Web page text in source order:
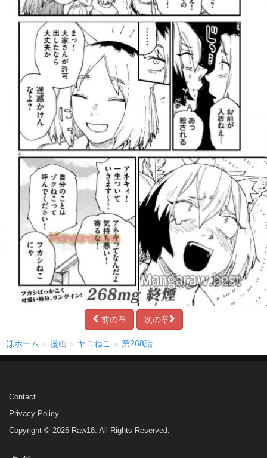
前の章 次の章
ほホーム 漫画 ヤニねこ 第268話
Contact
Privacy Policy
Copyright © 2026 Raw18. All Rights Reserved.